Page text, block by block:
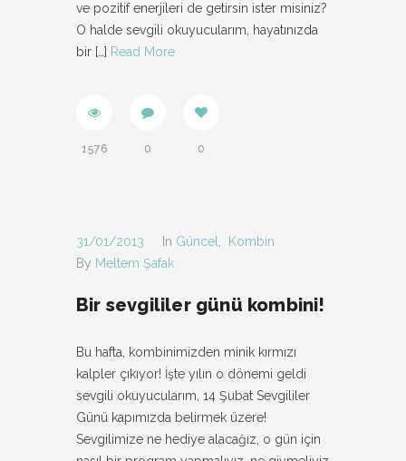
ve pozitif enerjileri de getirsin ister misiniz?
O halde sevgili okuyucularım, hayatınızda
bir […] Read More
1576 0 0
31/01/2013 In Güncel
Kombin
By Meltem Şafak
Bir sevgililer günü kombini!
Bu hafta, kombinimizden minik kırmızı
kalpler çıkıyor! İşte yılın o dönemi geldi
sevgili okuyucularım, 14 Şubat Sevgililer
Günü kapımızda belirmek üzere!
Sevgilimize ne hediye alacağız, o gün için